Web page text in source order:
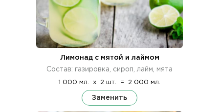
Лимонад с мятой и лаймом
Состав: газировка, сироп, лайм, мята
1 000 мл. x 2 шт. = 2 000 мл.
Заменить